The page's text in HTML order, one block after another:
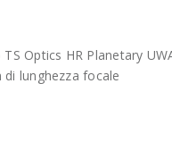
Optics HR Planetary
di lunghezza focale